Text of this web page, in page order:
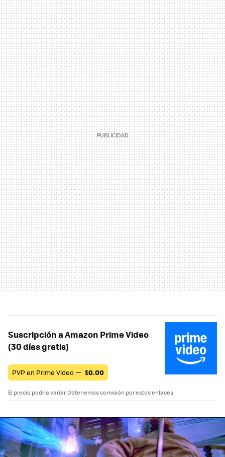
Suscripción a Amazon Prime Video
(30 días gratis)
PVP en Prime Video — $0.00
El precio podría variar. Obtenemos comisión por estos enlaces